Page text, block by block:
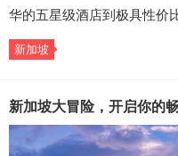
华的五星级酒店到极具性价
新加坡
新加坡大冒险，开启你的